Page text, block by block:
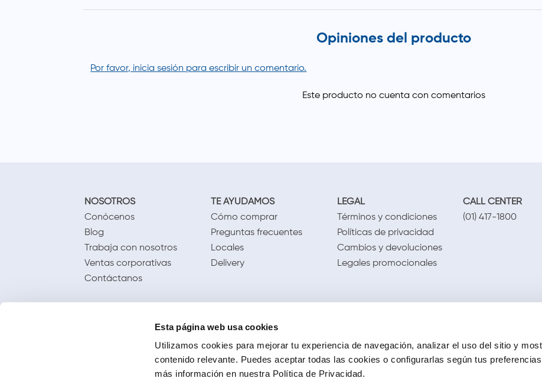
Esta página web usa cookies
Utilizamos cookies para mejorar tu experiencia de navegación, analizar el uso del sitio y
contenido relevante. Puedes aceptar todas las cookies o configurarlas según tus
más información en nuestra Política de Privacidad.
Opiniones del producto
Por favor, inicia sesión para escribir un comentario.
NOSOTROS
Conócenos
Blog
Trabaja con nosotros
Ventas corporativas
Contáctanos
TE AYUDAMOS
Cómo comprar
Preguntas frecuentes
Locales
Delivery
LEGAL
Términos y condiciones
Políticas de privacidad
Cambios y devoluciones
Legales promocionales
CALL CENTER
(01) 417-1800